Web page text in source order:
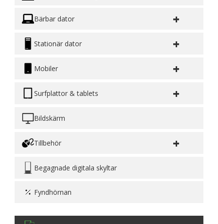
Bärbar dator +
Stationär dator +
Mobiler +
Surfplattor & tablets +
Bildskärm
Tillbehör +
Begagnade digitala skyltar
Fyndhörnan